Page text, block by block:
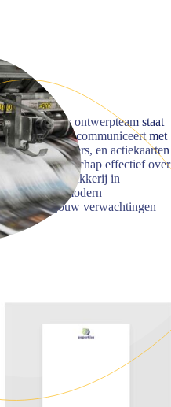
Ons ontwerpteam staat
dat duidelijk communiceert met
posters, en actiekaarten
je jouw boodschap effectief over
drukkerij in
van modern
dat jouw verwachtingen